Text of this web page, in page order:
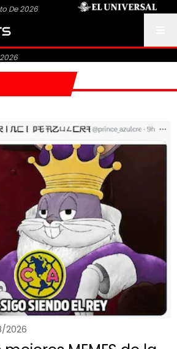
De 2026
2026